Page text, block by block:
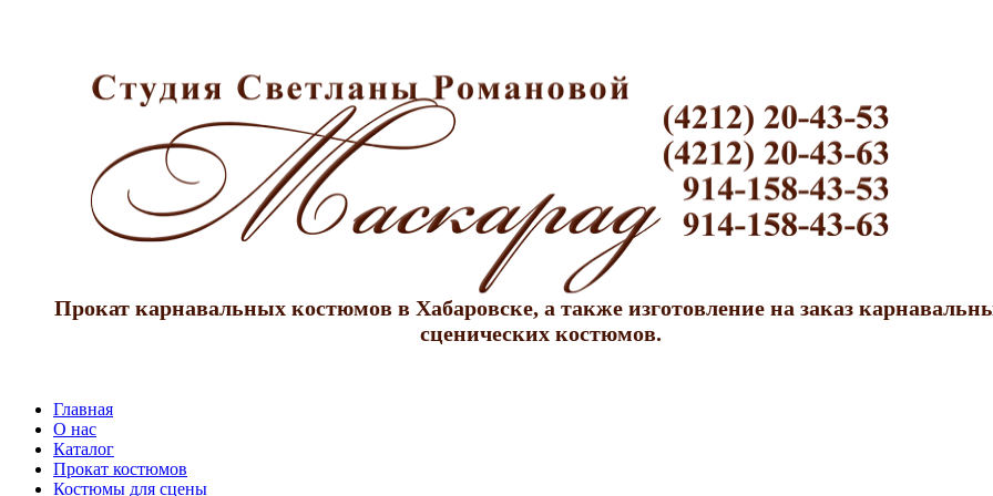
Прокат карнавальных костюмов в Хабаровске, а также изготовление на заказ
сценических костюмов.
Главная
О нас
Каталог
Прокат костюмов
Костюмы для сцены